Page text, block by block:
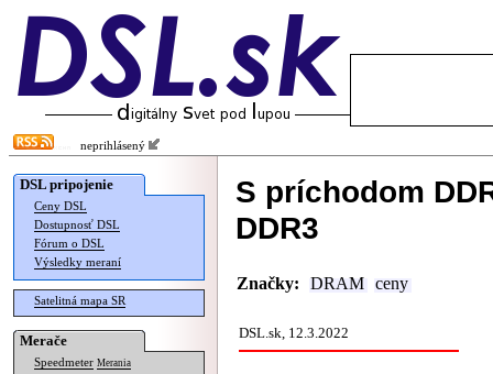
neprihlásený
DSL pripojenie
Ceny DSL
Dostupnosť DSL
Fórum o DSL
Výsledky meraní
Satelitná mapa SR
Merače
Speedmeter Merania
S príchodom
DDR3
Značky: DRAM ceny
DSL.sk, 12.3.2022